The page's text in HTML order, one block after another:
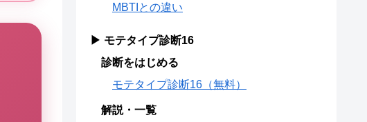
MBTIとの違い
▶ モテタイプ診断16
診断をはじめる
モテタイプ診断16（無料）
解説・一覧